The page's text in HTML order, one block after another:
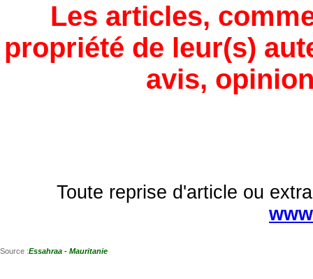
Les articles,
propriété de leur(s)
avis,
Toute reprise d'article ou
Source :Essahraa - Mauritanie